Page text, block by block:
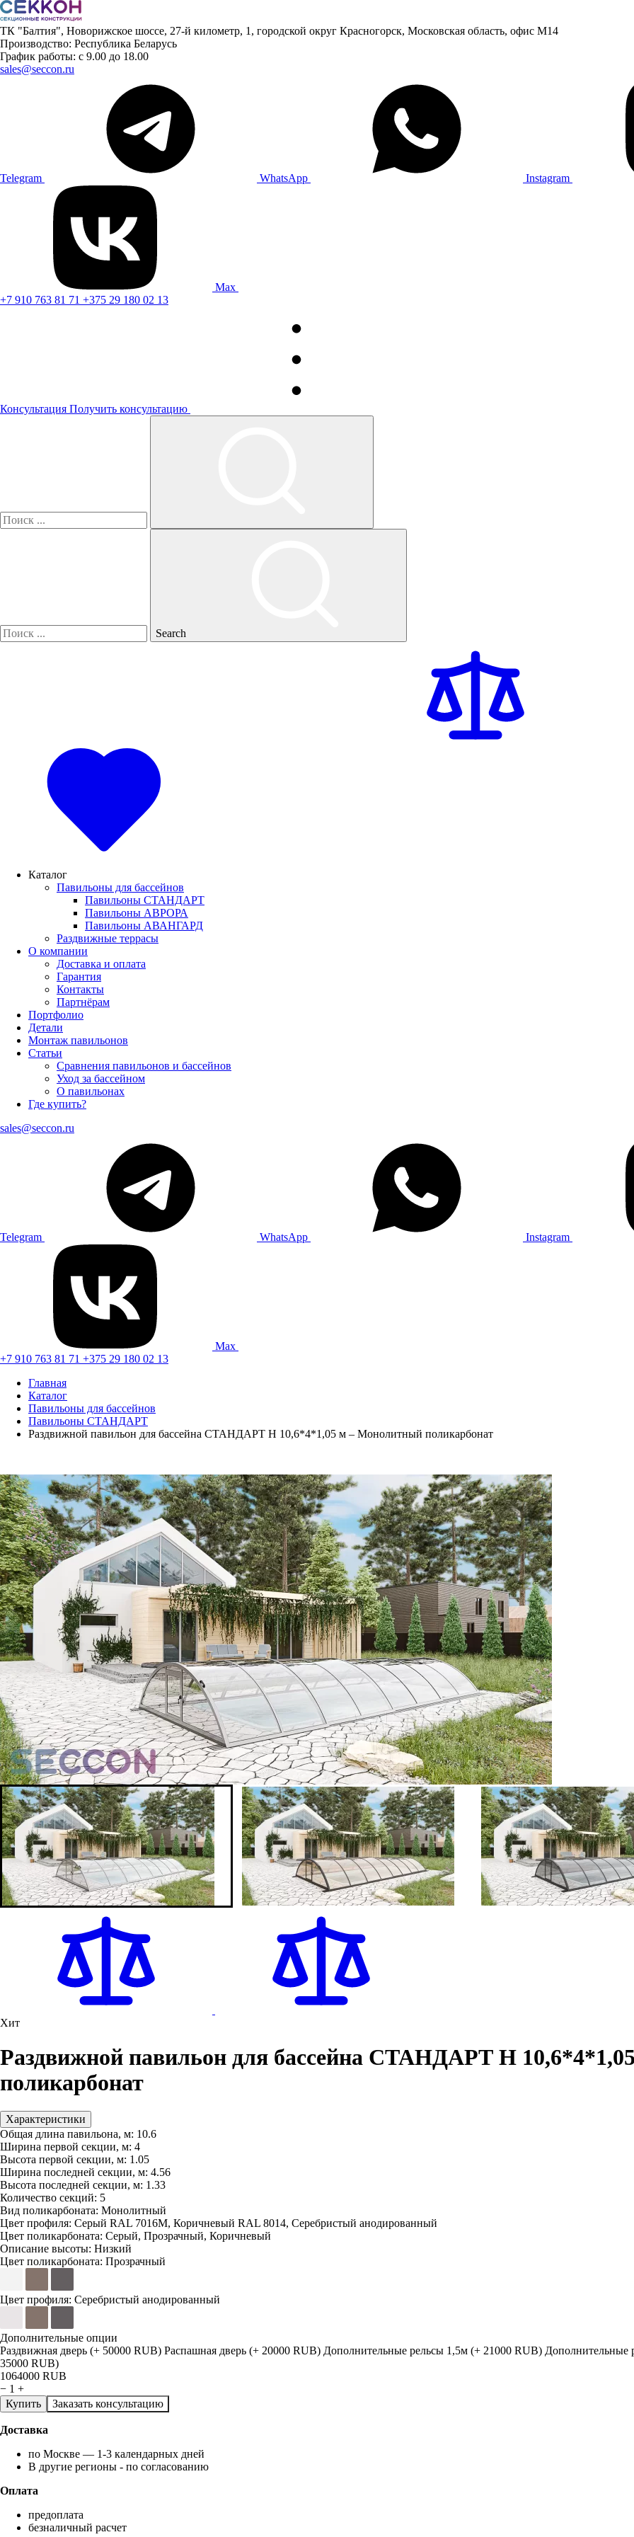
ТК "Балтия", Новорижское шоссе, 27-й километр, 1, городской округ Красногорск, Московская область, офис М14
Производство: Республика Беларусь
График работы: с 9.00 до 18.00
sales@seccon.ru
Telegram WhatsApp Instagram
Max
+7 910 763 81 71 +375 29 180 02 13
Консультация Получить консультацию
Search
Каталог
Павильоны для бассейнов
Павильоны СТАНДАРТ
Павильоны АВРОРА
Павильоны АВАНГАРД
Раздвижные террасы
О компании
Доставка и оплата
Гарантия
Контакты
Партнёрам
Портфолио
Детали
Монтаж павильонов
Статьи
Сравнения павильонов и бассейнов
Уход за бассейном
О павильонах
Где купить?
sales@seccon.ru
Telegram WhatsApp Instagram
Max
+7 910 763 81 71 +375 29 180 02 13
Главная
Каталог
Павильоны для бассейнов
Павильоны СТАНДАРТ
Раздвижной павильон для бассейна СТАНДАРТ Н 10,6*4*1,05 м – Монолитный поликарбонат
Хит
Раздвижной павильон для бассейна СТАНДАРТ Н
поликарбонат
Характеристики
Общая длина павильона, м: 10.6
Ширина первой секции, м: 4
Высота первой секции, м: 1.05
Ширина последней секции, м: 4.56
Высота последней секции, м: 1.33
Количество секций: 5
Вид поликарбоната: Монолитный
Цвет профиля: Серый RAL 7016M, Коричневый RAL 8014, Серебристый анодированный
Цвет поликарбоната: Серый, Прозрачный, Коричневый
Описание высоты: Низкий
Цвет поликарбоната: Прозрачный
Цвет профиля: Серебристый анодированный
Дополнительные опции
Раздвижная дверь (+ 50000 RUB) Распашная дверь (+ 20000 RUB) Дополнительные рельсы 1,5м (+ 21000 RUB) Дополнительные
35000 RUB)
1064000 RUB
− 1 +
Купить
Заказать консультацию
Доставка
по Москве — 1-3 календарных дней
В другие регионы - по согласованию
Оплата
предоплата
безналичный расчет